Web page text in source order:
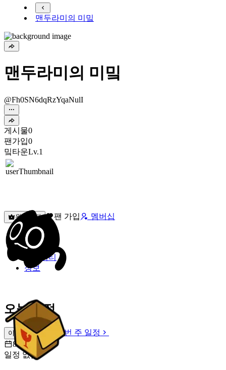
맨두라미의 미밐
맨두라미의 미밐
@Fh0SN6dqRzYqaNulI
게시물0
팬가입0
밐타운Lv.1
원픽선택 팬 가입 멤버십
밐타운
피드
커뮤니티
정보
오늘 일정
이번 주 일정
이번 주 일정
8월 9일 [일]
일정 없음